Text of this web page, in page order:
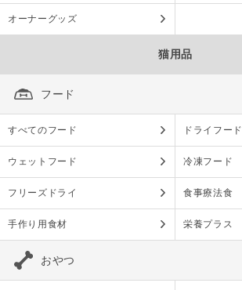
オーナーグッズ
猫用品
フード
すべてのフード ドライフード
ウェットフード 冷凍フード
フリーズドライ 食事療法食
手作り用食材 栄養プラス
おやつ